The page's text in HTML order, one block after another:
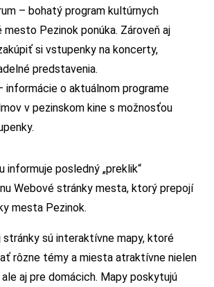
– bohatý program kultúrnych
Pezinok ponúka. Zároveň aj
si vstupenky na koncerty,
predstavenia.
informácie o aktuálnom programe
v pezinskom kine s možnosťou
informuje posledný „preklik“
Webové stránky mesta, ktorý prepojí
mesta Pezinok.
sú interaktívne mapy, ktoré
rôzne témy a miesta atraktívne nielen
aj pre domácich. Mapy poskytujú